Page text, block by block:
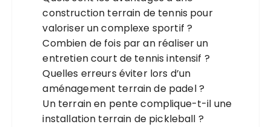
construction terrain de tennis pour
valoriser un complexe sportif ?
Combien de fois par an réaliser un
entretien court de tennis intensif ?
Quelles erreurs éviter lors d’un
aménagement terrain de padel ?
Un terrain en pente complique-t-il une
installation terrain de pickleball ?